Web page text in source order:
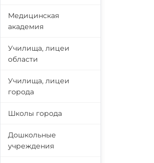
Медицинская
академия
Училища, лицеи
области
Училища, лицеи
города
Школы города
Дошкольные
учреждения